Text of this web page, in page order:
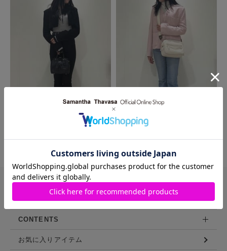
バッグや財布などを豊富に展開する
サマンサタバサ直営のファッション通販サイト
CONTENTS
お気に入りアイテム